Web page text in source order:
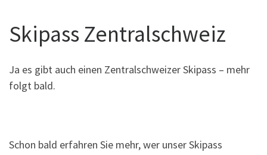
Skipass Zentralschweiz
Ja es gibt auch einen Zentralschweizer Skipass – mehr
folgt bald.
Schon bald erfahren Sie mehr, wer unser Skipass